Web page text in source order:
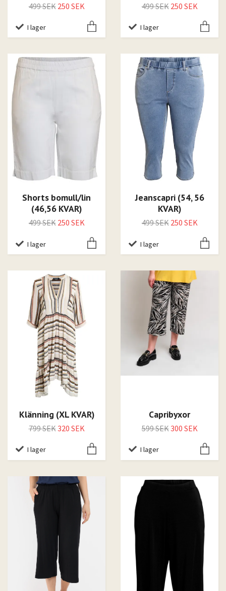
499 SEK 250 SEK
I lager
499 SEK 250 SEK
I lager
Shorts bomull/lin
(46,56 KVAR)
499 SEK 250 SEK
I lager
Jeanscapri (54, 56
KVAR)
499 SEK 250 SEK
I lager
Klänning (XL KVAR)
799 SEK320 SEK
I lager
Capribyxor
599 SEK300 SEK
I lager